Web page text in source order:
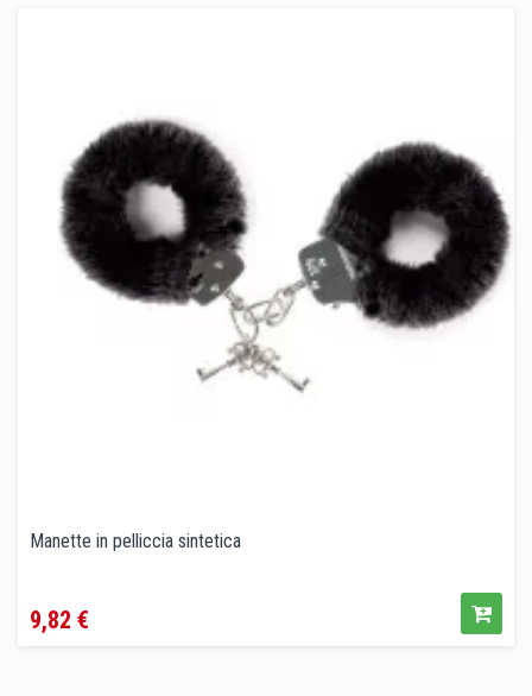
Manette in pelliccia sintetica
9,82 €